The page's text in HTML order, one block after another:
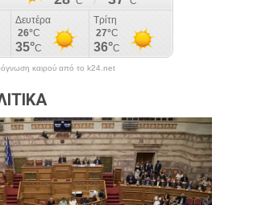
καιρού από το k24.net